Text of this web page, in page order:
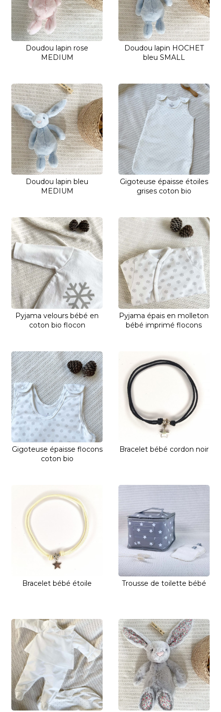
Doudou lapin rose
MEDIUM
Doudou lapin HOCHET
bleu SMALL
Doudou lapin bleu
MEDIUM
Gigoteuse épaisse étoiles
grises coton bio
Pyjama velours bébé en
coton bio flocon
Pyjama épais en molleton
bébé imprimé flocons
Gigoteuse épaisse flocons
coton bio
Bracelet bébé cordon noir
Bracelet bébé étoile Trousse de toilette bébé